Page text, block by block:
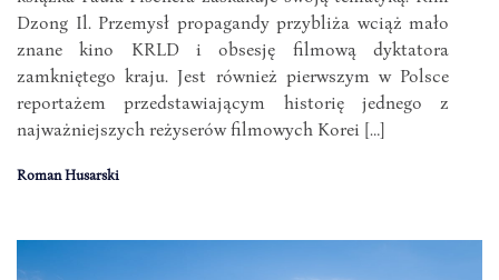
Dzong Il. Przemysł propagandy przybliża wciąż mało
znane kino KRLD i obsesję filmową dyktatora
zamkniętego kraju. Jest również pierwszym w Polsce
reportażem przedstawiającym historię jednego z
najważniejszych reżyserów filmowych Korei […]
Roman Husarski